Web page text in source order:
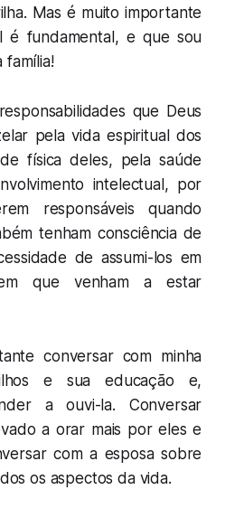
Mas é muito importante
é fundamental, e que sou
família!
que Deus
pela vida espiritual dos
física deles, pela saúde
intelectual, por
responsáveis quando
tenham consciência de
de assumi-los em
que venham a estar
conversar com minha
e sua educação e,
a ouvi-la. Conversar
a orar mais por eles e
com a esposa sobre
os aspectos da vida.